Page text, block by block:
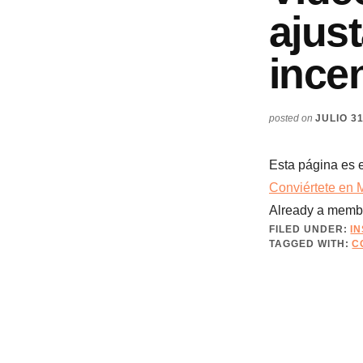
posted on JULIO
Esta página es
Conviértete en
Already a
FILED UNDER:
TAGGED WITH: